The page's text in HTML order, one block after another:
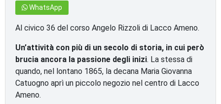
WhatsApp
Al civico 36 del corso Angelo Rizzoli di Lacco Ameno.
Un’attività con più di un secolo di storia, in cui però
brucia ancora la passione degli inizi. La stessa di
quando, nel lontano 1865, la decana Maria Giovanna
Catuogno aprì un piccolo negozio nel centro di Lacco
Ameno.